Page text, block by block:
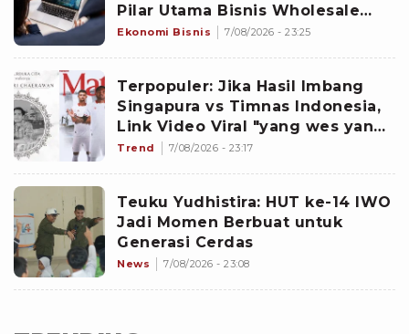
Pilar Utama Bisnis Wholesale
Connectivity
Ekonomi Bisnis 7/08/2026 - 23:25
Terpopuler: Jika Hasil Imbang
Singapura vs Timnas Indonesia,
Link Video Viral "yang wes yang",
hingga Dokter dan Nakes
Trend 7/08/2026 - 23:17
Teuku Yudhistira: HUT ke-14 IWO
Jadi Momen Berbuat untuk
Generasi Cerdas
News 7/08/2026 - 23:08